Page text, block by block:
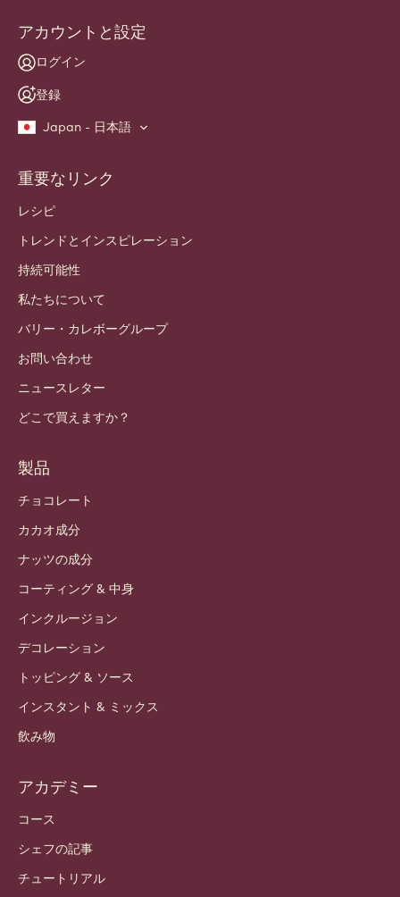
アカウントと設定
ログイン
登録
Japan - 日本語
Footer
Callebaut
重要なリンク
レシピ
トレンドとインスピレーション
持続可能性
私たちについて
バリー・カレボーグループ
お問い合わせ
ニュースレター
どこで買えますか？
製品
チョコレート
カカオ成分
ナッツの成分
コーティング & 中身
インクルージョン
デコレーション
トッピング & ソース
インスタント & ミックス
飲み物
アカデミー
コース
シェフの記事
チュートリアル